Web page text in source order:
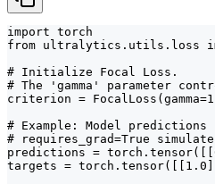
import torch
from ultralytics.utils.loss
# Initialize Focal Loss.
# The 'gamma' parameter
criterion =
# Example: Model
# requires_grad=True
predictions =
targets =